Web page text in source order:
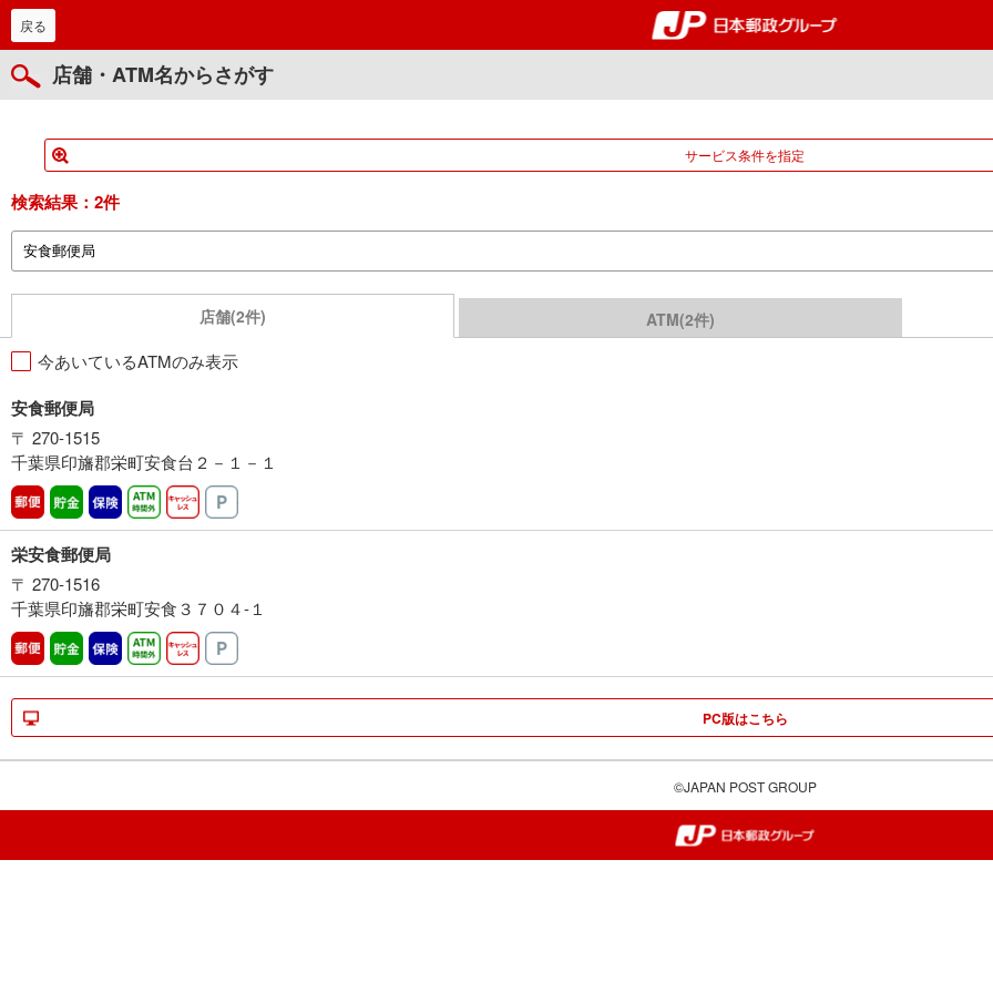
郵便局・日本郵政グループ
戻る
店舗・ATM名からさがす
サービス条件を指定
検索結果： 2件
店舗(2件) ATM(2件)
今あいているATMのみ表示
安食郵便局
〒 270-1515
千葉県印旛郡栄町安食台２－１－１
郵便 貯金 保険 ATM時間外キャッシュレス
栄安食郵便局
〒 270-1516
千葉県印旛郡栄町安食３７０４-１
郵便 貯金 保険 ATM時間外キャッシュレス
PC版はこちら
©JAPAN POST GROUP